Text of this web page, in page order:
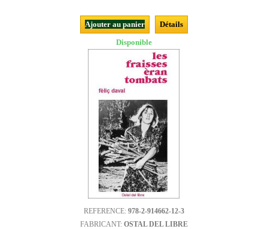
Ajouter au panier
Détails
Disponible
REFERENCE: 978-2-914662-12-3
FABRICANT: OSTAL DEL LIBRE